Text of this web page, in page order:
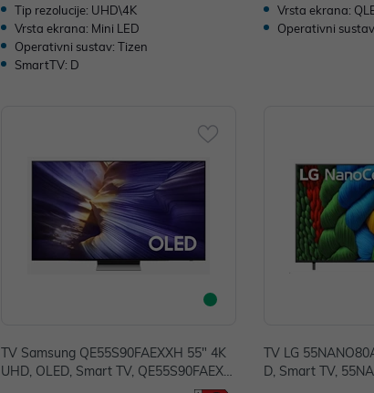
Tip rezolucije: UHD\4K
Vrsta ekrana: Mini LED
Operativni sustav: Tizen
SmartTV: D
Vrsta ekrana:
Operativni
TV Samsung QE55S90FAEXXH 55" 4K
UHD, OLED, Smart TV, QE55S90FAEXX
TV LG
D, Smart TV,